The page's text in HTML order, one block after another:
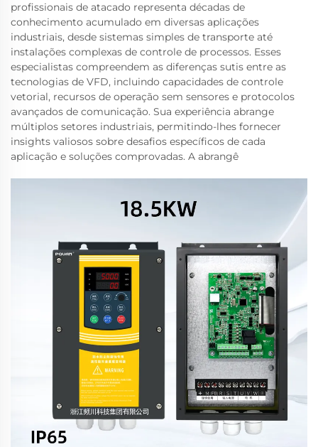
profissionais de atacado representa décadas de
conhecimento acumulado em diversas aplicações
industriais, desde sistemas simples de transporte até
instalações complexas de controle de processos. Esses
especialistas compreendem as diferenças sutis entre as
tecnologias de VFD, incluindo capacidades de controle
vetorial, recursos de operação sem sensores e protocolos
avançados de comunicação. Sua experiência abrange
múltiplos setores industriais, permitindo-lhes fornecer
insights valiosos sobre desafios específicos de cada
aplicação e soluções comprovadas. A abrangê